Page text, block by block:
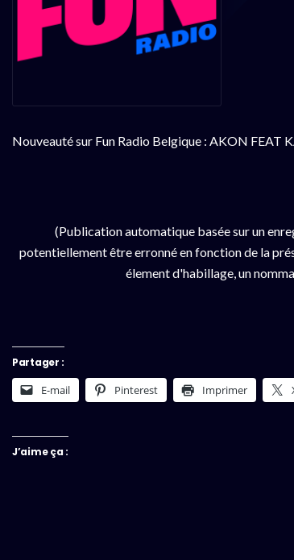
Nouveauté sur Fun Radio Belgique : AKON
(Publication automatique basée sur un
potentiellement être erronné en fonction de la
élement d'habillage, un
Partager :
E-mail Pinterest Imprimer
J’aime ça :